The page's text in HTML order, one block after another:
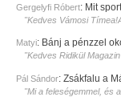
Gergelyfi Róbert: Mit
"Kedves Vámosi
Matyi: Bánj a pénzzel
"Kedves Ridikül
Pál Sándor: Zsákfalu a
"Mi a feleségemmel, és